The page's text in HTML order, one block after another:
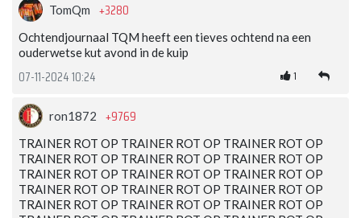
TomQm +3280
Ochtendjournaal TQM heeft een tieves ochtend na een
ouderwetse kut avond in de kuip
07-11-2024 10:24 1
ron1872 +9769
TRAINER ROT OP TRAINER ROT OP TRAINER ROT OP
TRAINER ROT OP TRAINER ROT OP TRAINER ROT OP
TRAINER ROT OP TRAINER ROT OP TRAINER ROT OP
TRAINER ROT OP TRAINER ROT OP TRAINER ROT OP
TRAINER ROT OP TRAINER ROT OP TRAINER ROT OP